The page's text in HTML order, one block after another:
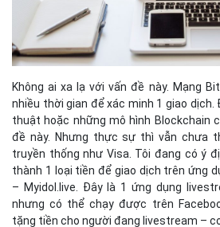
– Myidol.live. Đây là 1 ứng dụng
nhưng có thể chạy được trên
tặng tiền cho người đang livestream –
đề xác minh giao dịch gây ra phiền toái
xuất hiện lên màn hình – ngay lập
phạm vi 30s. Không thể tặng quà
biết giao dịch đó có thành công hay
4. Vấn đề về xử lý
Mạng Blockchain như Bitcoin sử dụng
"làm việc hăng say, vận may sẽ tới".
xác suất kiếm được thưởng càng cao.